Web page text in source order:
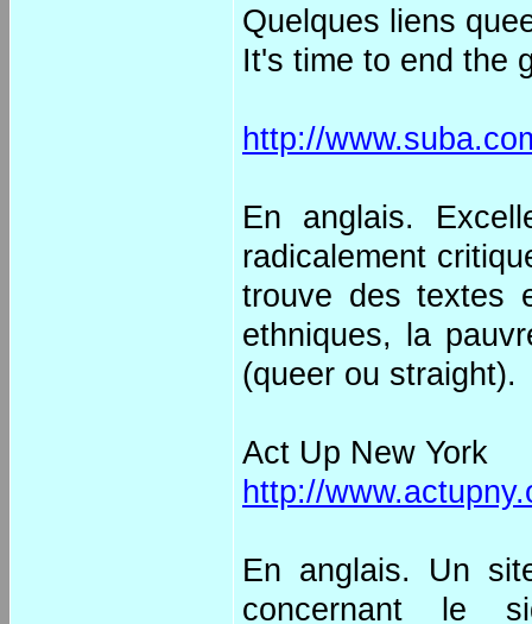
Quelques liens
It's time to end the
http://
En anglais.
radicalement
trouve des textes
ethniques, la
(queer ou straight).
Act Up New York
http://
En anglais. Un
concernant le